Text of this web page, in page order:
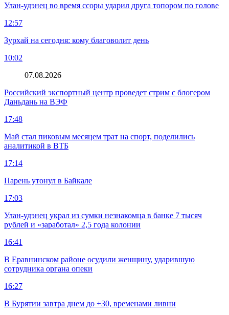
Улан-удэнец во время ссоры ударил друга топором по голове
12:57
Зурхай на сегодня: кому благоволит день
10:02
07.08.2026
Российский экспортный центр проведет стрим с блогером
Даньдань на ВЭФ
17:48
Май стал пиковым месяцем трат на спорт, поделились
аналитикой в ВТБ
17:14
Парень утонул в Байкале
17:03
Улан-удэнец украл из сумки незнакомца в банке 7 тысяч
рублей и «заработал» 2,5 года колонии
16:41
В Еравнинском районе осудили женщину, ударившую
сотрудника органа опеки
16:27
В Бурятии завтра днем до +30, временами ливни